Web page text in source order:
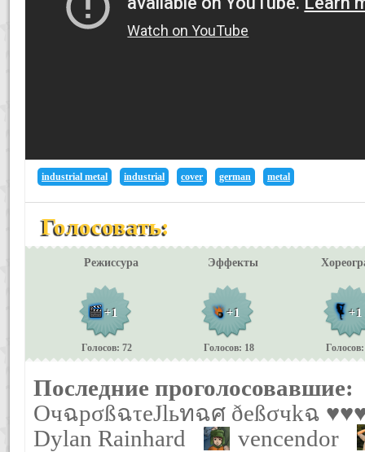
industrial metal industrial cover german metal
Голосовать:
Режиссура Эффекты
+1 +1 +1
Голосов: 72 Голосов: 18
Последние проголосовавшие:
ОчฉpσßฉτеJlьทฉศ ðеßσчkฉ
Dylan Rainhard
vencendor